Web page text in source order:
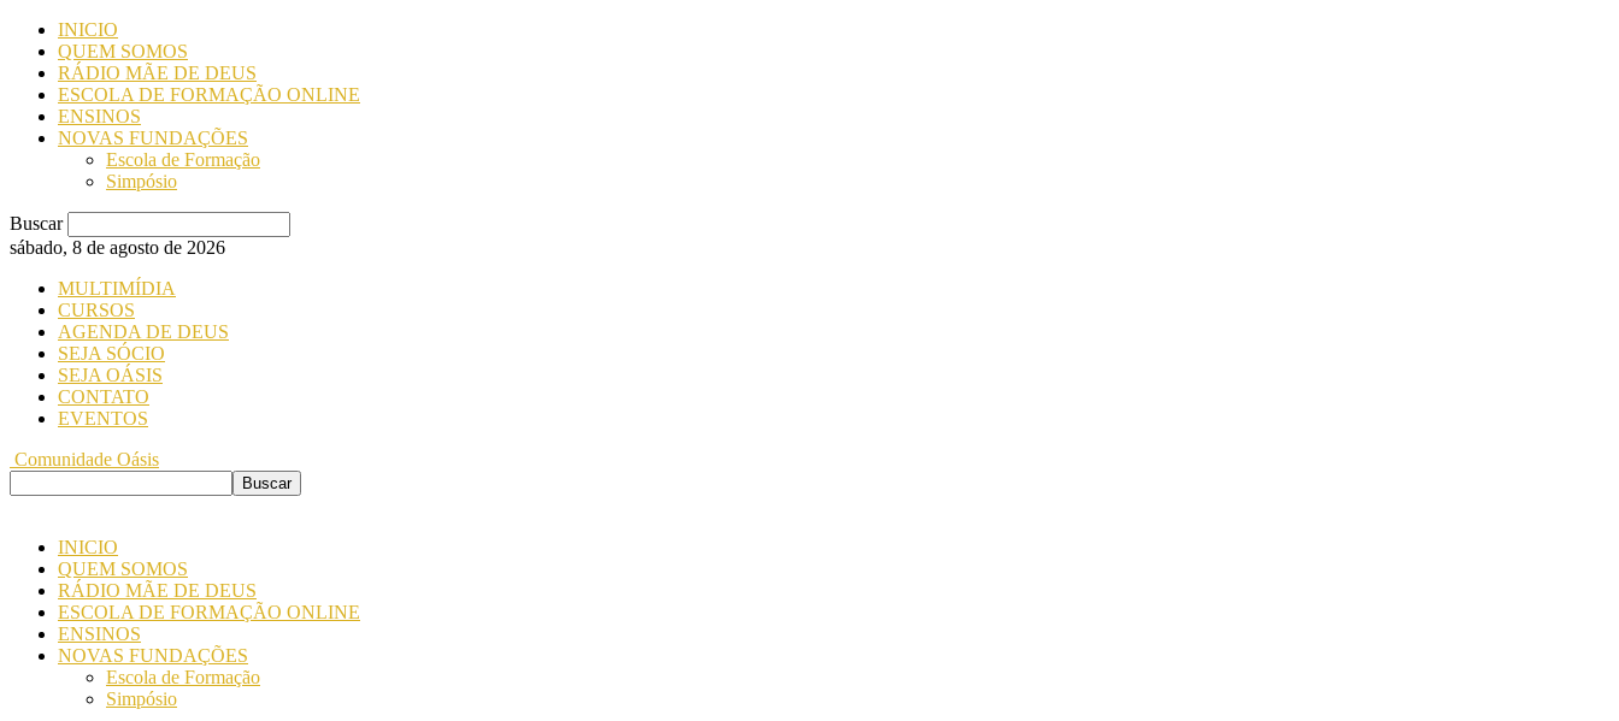
INICIO
QUEM SOMOS
RÁDIO MÃE DE DEUS
ESCOLA DE FORMAÇÃO ONLINE
ENSINOS
NOVAS FUNDAÇÕES
Escola de Formação
Simpósio
Buscar
sábado, 8 de agosto de 2026
MULTIMÍDIA
CURSOS
AGENDA DE DEUS
SEJA SÓCIO
SEJA OÁSIS
CONTATO
EVENTOS
Comunidade Oásis
INICIO
QUEM SOMOS
RÁDIO MÃE DE DEUS
ESCOLA DE FORMAÇÃO ONLINE
ENSINOS
NOVAS FUNDAÇÕES
Escola de Formação
Simpósio